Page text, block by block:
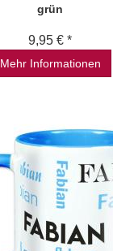
grün
9,95 € *
Mehr Informationen